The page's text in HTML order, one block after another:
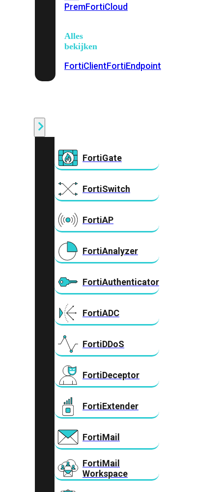
PremFortiCloud
Alles
bekijken
FortiClientFortiEndpoint
FortiGate
FortiSwitch
FortiAP
FortiAnalyzer
FortiAuthenticator
FortiADC
FortiDDoS
FortiDeceptor
FortiExtender
FortiMail
FortiMail
Workspace